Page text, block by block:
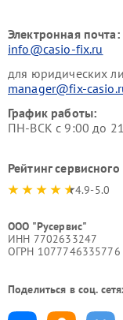
Электронная почта:
info@casio-fix.ru
для юридических
manager@fix-
График работы:
ПН-ВСК с 9:00 до
Рейтинг
4.9-5.0
ООО "Русервис"
ИНН 7702633247
ОГРН 1077746335776
Поделиться в соц.